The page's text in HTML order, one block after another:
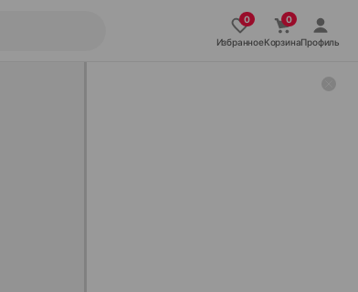
ИзбранноеКорзинаПрофиль